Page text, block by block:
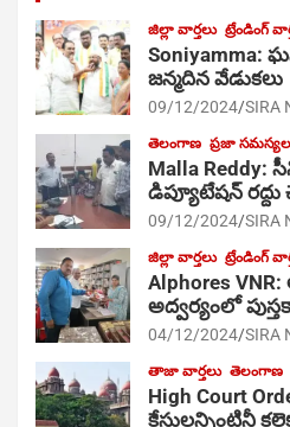
జిల్లా వార్తలు ట్రేండింగ్
జ‌న్మ‌దిన వేడుక‌లు
09/12/2024 SIRA
తెలంగాణ ప్రజా
Malla
డిప్యూటేషన్
09/12/2024 SIRA
జిల్లా వార్తలు ట్రేండింగ్
Alphores
అద్వర్యంలో
04/12/2024 SIRA
తాజా వార్తలు తెలంగాణ
High Court
కేసులన్నింటినీ